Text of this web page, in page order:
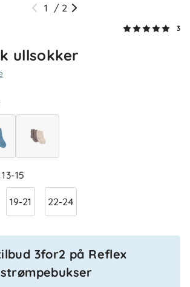
1 / 2
3
ullsokker
13-15
19-21 22-24
3for2 på Reflex
1
Bekreftet kjøper
2 måneder siden